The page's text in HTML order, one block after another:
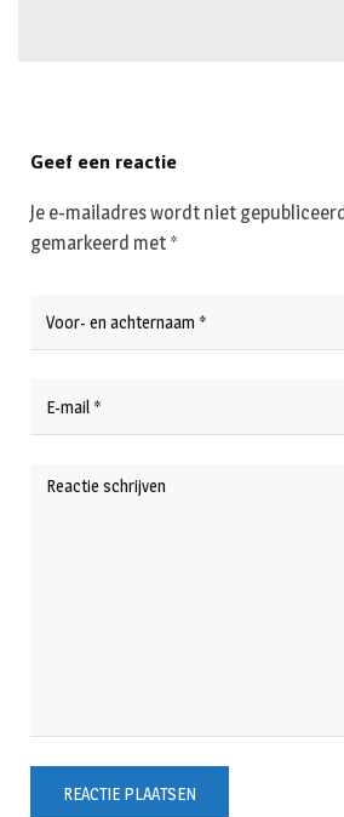
Geef een reactie
Je e-mailadres wordt niet
gemarkeerd met *